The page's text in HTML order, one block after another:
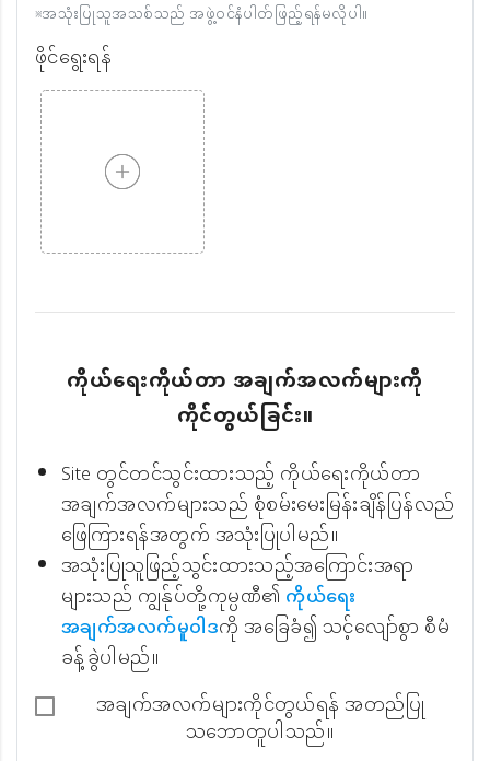
※အသုံးပြုသူအသစ်သည် အဖွဲ့၀င်နံပါတ်ဖြည့်ရန်မလိုပါ။
ဖိုင်ရွေးရန်
ကိုယ်ရေးကိုယ်တာ အချက်အလက်များကို
ကိုင်တွယ်ခြင်း။
Site တွင်တင်သွင်းထားသည့် ကိုယ်ရေးကိုယ်တာ
အချက်အလက်များသည် စုံစမ်းမေးမြန်းချိန်ပြန်လည်
ဖြေကြားရန်အတွက် အသုံးပြုပါမည်။
အသုံးပြုသူဖြည့်သွင်းထားသည့်အကြောင်းအရာ
များသည် ကျွန်ုပ်တို့ကုမ္ပဏီ၏ ကိုယ်ရေး
အချက်အလက်မူဝါဒကို အခြေခံ၍ သင့်လျော်စွာ စီမံ
ခန့်ခွဲပါမည်။
အချက်အလက်များကိုင်တွယ်ရန် အတည်ပြု
သဘောတူပါသည်။